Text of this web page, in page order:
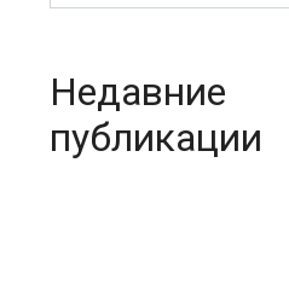
Недавние
публикации